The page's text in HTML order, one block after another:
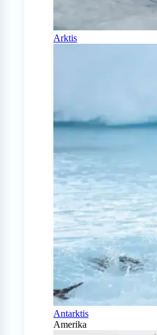
Arktis
Antarktis
Amerika